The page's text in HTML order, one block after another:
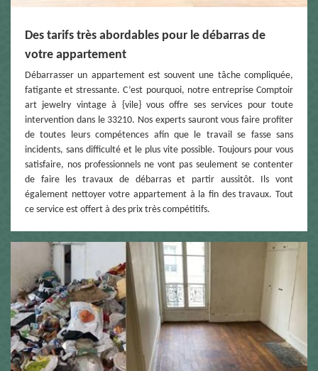
Des tarifs très abordables pour le débarras de
votre appartement
Débarrasser un appartement est souvent une tâche compliquée,
fatigante et stressante. C’est pourquoi, notre entreprise Comptoir
art jewelry vintage à {vile} vous offre ses services pour toute
intervention dans le 33210. Nos experts sauront vous faire profiter
de toutes leurs compétences afin que le travail se fasse sans
incidents, sans difficulté et le plus vite possible. Toujours pour vous
satisfaire, nos professionnels ne vont pas seulement se contenter
de faire les travaux de débarras et partir aussitôt. Ils vont
également nettoyer votre appartement à la fin des travaux. Tout
ce service est offert à des prix très compétitifs.